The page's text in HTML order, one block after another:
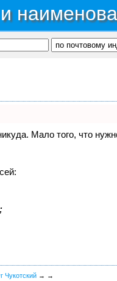
Мало того, что
Чукотский → →